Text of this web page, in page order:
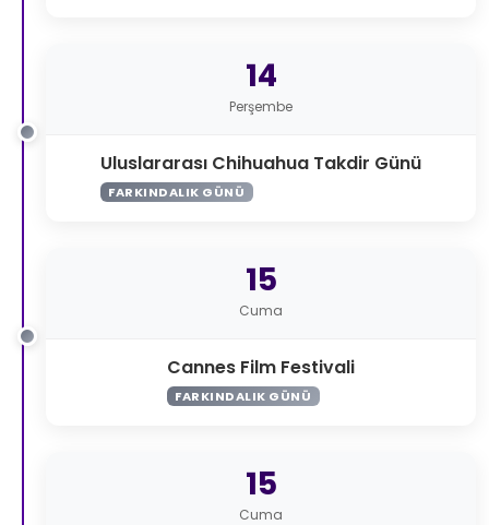
14
Perşembe
Uluslararası Chihuahua Takdir Günü
FARKINDALIK GÜNÜ
15
Cuma
Cannes Film Festivali
FARKINDALIK GÜNÜ
15
Cuma